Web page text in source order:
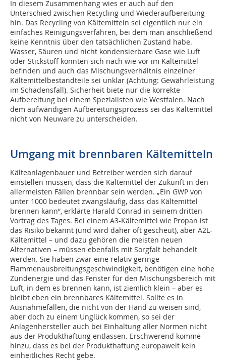
In diesem Zusammenhang wies er auch auf den
Unterschied zwischen Recycling und Wiederaufbereitung
hin. Das Recycling von Kältemitteln sei eigentlich nur ein
einfaches Reinigungsverfahren, bei dem man anschließend
keine Kenntnis über den tatsächlichen Zustand habe.
Wasser, Säuren und nicht kondensierbare Gase wie Luft
oder Stickstoff könnten sich nach wie vor im Kältemittel
befinden und auch das Mischungsverhältnis einzelner
Kältemittelbestandteile sei unklar (Achtung: Gewährleistung
im Schadensfall). Sicherheit biete nur die korrekte
Aufbereitung bei einem Spezialisten wie Westfalen. Nach
dem aufwändigen Aufbereitungsprozess sei das Kältemittel
nicht von Neuware zu unterscheiden.
Umgang mit brennbaren Kältemitteln
Kälteanlagenbauer und Betreiber werden sich darauf
einstellen müssen, dass die Kältemittel der Zukunft in den
allermeisten Fällen brennbar sein werden. „Ein GWP von
unter 1000 bedeutet zwangsläufig, dass das Kältemittel
brennen kann“, erklärte Harald Conrad in seinem dritten
Vortrag des Tages. Bei einem A3-Kältemittel wie Propan ist
das Risiko bekannt (und wird daher oft gescheut), aber A2L-
Kältemittel – und dazu gehören die meisten neuen
Alternativen – müssen ebenfalls mit Sorgfalt behandelt
werden. Sie haben zwar eine relativ geringe
Flammenausbreitungsgeschwindigkeit, benötigen eine hohe
Zündenergie und das Fenster für den Mischungsbereich mit
Luft, in dem es brennen kann, ist ziemlich klein – aber es
bleibt eben ein brennbares Kältemittel. Sollte es in
Ausnahmefällen, die nicht von der Hand zu weisen sind,
aber doch zu einem Unglück kommen, so sei der
Anlagenhersteller auch bei Einhaltung aller Normen nicht
aus der Produkthaftung entlassen. Erschwerend komme
hinzu, dass es bei der Produkthaftung europaweit kein
einheitliches Recht gebe.